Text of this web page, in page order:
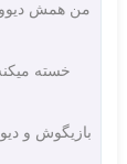
من همش
خسته
بازیگوش و